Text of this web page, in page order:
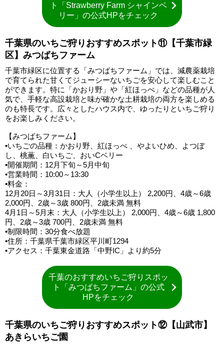
ト「Strawberry Farm シャインベ
リー」の公式HPをチェック
千葉県のいちご狩りおすすめスポット⑪【千葉市緑
区】みつばちファーム
千葉市緑区に位置する「みつばちファーム」では、減農薬栽培
で育てられた甘くてジューシーないちごを安心して楽しむこと
ができます。特に「かおり野」や「紅ほっぺ」などの品種が人
気で、手軽な高設栽培と味が確かな土耕栽培の両方を楽しめる
のも特長です。広々としたハウス内で、ゆったりといちご狩り
をお楽しみください。
【みつばちファーム】
•いちごの品種：かおり野、紅ほっぺ 、やよいひめ、よつぼ
し、桃薫、白いちご、おいCベリー
•開催期間：12月下旬～5月中旬
•営業時間：10:00～13:30
•料金：
12月20日～3月31日：大人（小学生以上） 2,200円、4歳～6歳
2,000円、2歳～3歳 800円、2歳未満 無料
4月1日～5月末：大人（小学生以上） 2,000円、4歳～6歳 1,800
円、2歳～3歳 700円、2歳未満 無料
•制限時間：30分食べ放題
•住所：千葉県千葉市緑区平川町1294
•アクセス：千葉東金道路「中野IC」より約5分
千葉のおすすめいちご狩りスポッ
ト「みつばちファーム」の公式
HPをチェック
千葉県のいちご狩りおすすめスポット⑫【山武市】
あきらいちご園